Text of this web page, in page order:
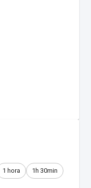
1 hora 1h 30min